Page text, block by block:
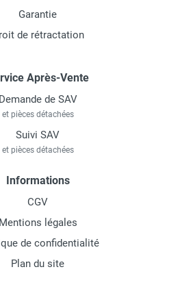
Garantie
de rétractation
Après-Vente
Demande de SAV
et pièces détachées
Suivi SAV
et pièces détachées
Informations
CGV
Mentions légales
de confidentialité
Plan du site